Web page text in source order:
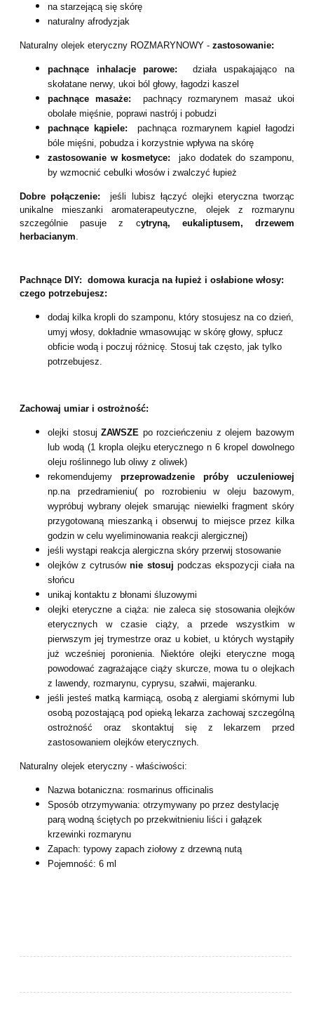
na starzejącą się skórę
naturalny afrodyzjak
Naturalny olejek eteryczny ROZMARYNOWY - zastosowanie:
pachnące inhalacje parowe:
działa uspakajająco na
skołatane nerwy, ukoi ból głowy, łagodzi kaszel
pachnące masaże: pachnący rozmarynem masaż ukoi
obolałe mięśnie, poprawi nastrój i pobudzi
pachnące kąpiele: pachnąca rozmarynem kąpiel łagodzi
bóle mięśni, pobudza i korzystnie wpływa na skórę
zastosowanie w kosmetyce:
jako dodatek do szamponu,
by wzmocnić cebulki włosów i zwalczyć łupież
Dobre połączenie: jeśli lubisz łączyć olejki eteryczna tworząc
unikalne mieszanki aromaterapeutyczne, olejek z rozmarynu
szczególnie pasuje z cytryną, eukaliptusem, drzewem
herbacianym
Pachnące DIY: domowa kuracja na łupież i osłabione włosy:
czego potrzebujesz:
dodaj kilka kropli do szamponu, który stosujesz na co dzień,
umyj włosy, dokładnie wmasowując w skórę głowy, spłucz
obficie wodą i poczuj różnicę. Stosuj tak często, jak tylko
potrzebujesz.
Zachowaj umiar i ostrożność:
olejki stosujZAWSZE po rozcieńczeniu z olejem bazowym
lub wodą (1 kropla olejku eterycznego n 6 kropel dowolnego
oleju roślinnego lub oliwy z oliwek)
rekomendujemy przeprowadzenie próby uczuleniowej
np.na przedramieniu( po rozrobieniu w oleju bazowym,
wypróbuj wybrany olejek smarując niewielki fragment skóry
przygotowaną mieszanką i obserwuj to miejsce przez kilka
godzin w celu wyeliminowania reakcji alergicznej)
jeśli wystąpi reakcja alergiczna skóry przerwij stosowanie
olejków z cytrusównie stosuj podczas ekspozycji ciała na
słońcu
unikaj kontaktu z błonami śluzowymi
olejki eteryczne a ciąża: nie zaleca się stosowania olejków
eterycznych w czasie ciąży, a przede wszystkim w
pierwszym jej trymestrze oraz u kobiet, u których wystąpiły
już wcześniej poronienia. Niektóre olejki eteryczne mogą
powodować zagrażające ciąży skurcze, mowa tu o olejkach
z lawendy, rozmarynu, cyprysu, szałwii, majeranku.
jeśli jesteś matką karmiącą, osobą z alergiami skórnymi lub
osobą pozostającą pod opieką lekarza zachowaj szczególną
ostrożność oraz skontaktuj się z lekarzem przed
zastosowaniem olejków eterycznych.
Naturalny olejek eteryczny - właściwości:
Nazwa botaniczna: rosmarinus officinalis
Sposób otrzymywania: otrzymywany po przez destylację
parą wodną ściętych po przekwitnieniu liści i gałązek
krzewinki rozmarynu
Zapach: typowy zapach ziołowy z drzewną nutą
Pojemność: 6 ml